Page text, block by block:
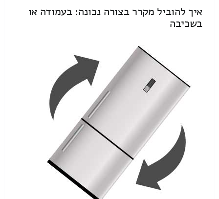
איך להוביל מקרר בצורה נכונה: בעמודה או
בשכיבה